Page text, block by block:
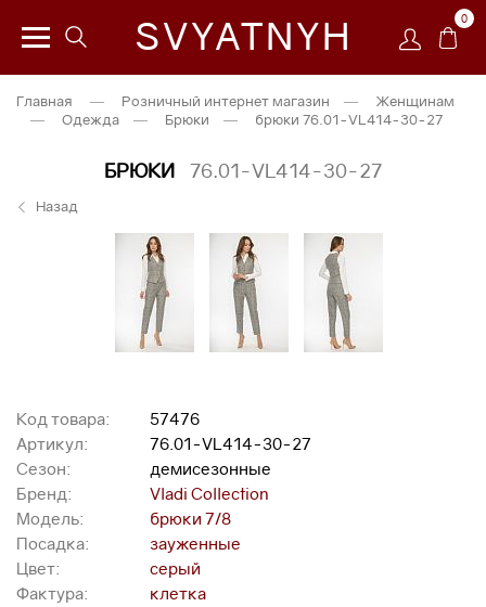
SVYATNYH 0
Главная — Розничный интернет магазин —
Женщинам
—
Одежда — Брюки — брюки 76.01-VL414-30-27
БРЮКИ 76.01-VL414-30-27
Назад
Код товара:
57476
Артикул:
76.01-VL414-30-27
Сезон:
демисезонные
Бренд:
Vladi Collection
Модель:
брюки 7/8
Посадка:
зауженные
Цвет:
серый
Фактура:
клетка